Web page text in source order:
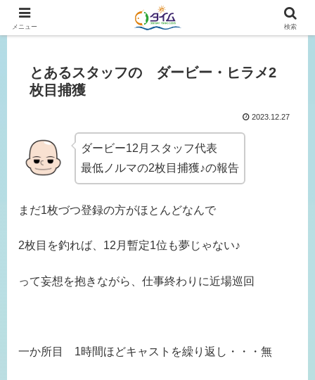
広島、岡山の釣り情報はタイムにおまかせ！
とあるスタッフの ダービー・ヒラメ2
枚目捕獲
2023.12.27
ダービー12月スタッフ代表
最低ノルマの2枚目捕獲♪の報告
まだ1枚づつ登録の方がほとんどなんで
2枚目を釣れば、12月暫定1位も夢じゃない♪
って妄想を抱きながら、仕事終わりに近場巡回
一か所目 1時間ほどキャストを繰り返し・・・無
メニュー 検索